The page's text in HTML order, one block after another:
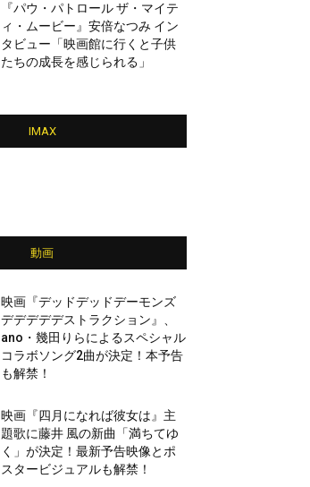
『パウ・パトロール ザ・マイテ
ィ・ムービー』安倍なつみ イン
タビュー「映画館に行くと子供
たちの成長を感じられる」
IMAX
動画
映画『デッドデッドデーモンズ
デデデデデストラクション』、
ano・幾田りらによるスペシャル
コラボソング2曲が決定！本予告
も解禁！
映画『四月になれば彼女は』主
題歌に藤井 風の新曲「満ちてゆ
く」が決定！最新予告映像とポ
スタービジュアルも解禁！